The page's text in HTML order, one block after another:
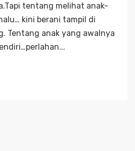
tentang melihat anak-
kini berani tampil di
Tentang anak yang awalnya